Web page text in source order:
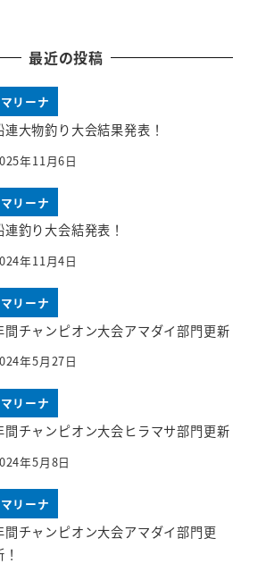
最近の投稿
マリーナ
連大物釣り大会結果発表！
年11月6日
マリーナ
連釣り大会結発表！
年11月4日
マリーナ
間チャンピオン大会アマダイ部門更新
年5月27日
マリーナ
間チャンピオン大会ヒラマサ部門更新
年5月8日
マリーナ
間チャンピオン大会アマダイ部門更